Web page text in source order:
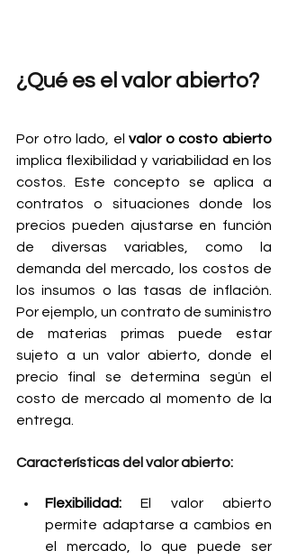
¿Qué es el valor abierto?
Por otro lado, el
implica flexibilidad y variabilidad en los
costos. Este concepto se aplica a
contratos o situaciones donde los
precios pueden ajustarse en función
de diversas variables, como la
demanda del mercado, los costos de
los insumos o las tasas de inflación.
Por ejemplo, un contrato de suministro
de materias primas puede estar
sujeto a un valor abierto, donde el
precio final se determina según el
costo de mercado al momento de la
entrega.
Características del valor abierto:
Flexibilidad: El valor abierto
permite adaptarse a cambios en
el mercado, lo que puede ser